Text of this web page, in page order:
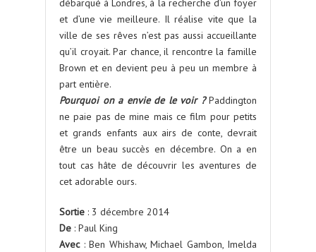
débarqué à Londres, à la recherche d’un foyer
et d’une vie meilleure. Il réalise vite que la
ville de ses rêves n’est pas aussi accueillante
qu’il croyait. Par chance, il rencontre la famille
Brown et en devient peu à peu un membre à
part entière.
Pourquoi on a envie de le voir ?Paddington
ne paie pas de mine mais ce film pour petits
et grands enfants aux airs de conte, devrait
être un beau succès en décembre. On a en
tout cas hâte de découvrir les aventures de
cet adorable ours.
Sortie : 3 décembre 2014
De : Paul King
Avec: Ben Whishaw, Michael Gambon, Imelda